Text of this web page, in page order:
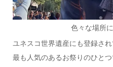
色々な場所
ユネスコ世界遺産にも登録さ
最も人気のあるお祭りのひと